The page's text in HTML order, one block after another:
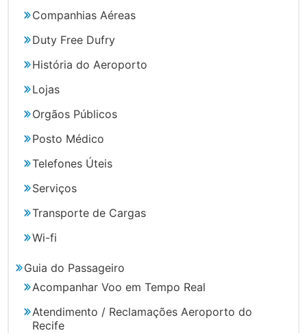
Companhias Aéreas
Duty Free Dufry
História do Aeroporto
Lojas
Orgãos Públicos
Posto Médico
Telefones Úteis
Serviços
Transporte de Cargas
Wi-fi
Guia do Passageiro
Acompanhar Voo em Tempo Real
Atendimento / Reclamações Aeroporto do
Recife